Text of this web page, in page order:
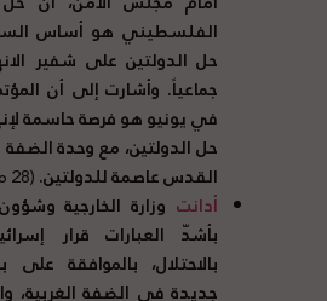
الفلسطيني هو أساس
حل الدولتين على شفير
جماعياً. وأشارت إلى أن
في يونيو هو فرصة حاسمة
حل الدولتين، مع وحدة الضفة
القدس عاصمة للدولتين.(28 مايو 2025)
أدانت وزارة الخارجية
بأشدّ العبارات قرار
بالاحتلال، بالموافقة على
جديدة في الضفة الغربية،